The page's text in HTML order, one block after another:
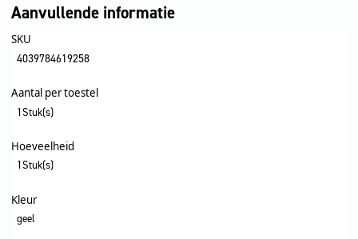
Aanvullende informatie
SKU
4039784619258
Aantal per toestel
1Stuk(s)
Hoeveelheid
1Stuk(s)
Kleur
geel